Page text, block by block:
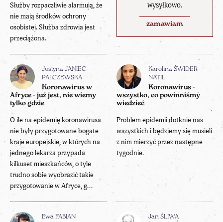
wysyłkowo.
zamawiam
Służby rozpaczliwie alarmują, że
nie mają środków ochrony
osobistej. Służba zdrowia jest
przeciążona.
Justyna JANIEC-
PALCZEWSKA
Koronawirus w
Afryce - już jest, nie wiemy
tylko gdzie
O ile na epidemię koronawirusa
nie były przygotowane bogate
kraje europejskie, w których na
jednego lekarza przypada
kilkuset mieszkańców, o tyle
trudno sobie wyobrazić takie
przygotowanie w Afryce, g...
Karolina ŚWIDER-
NATIL
Koronawirus -
wszystko, co powinniśmy
wiedzieć
Problem epidemii dotknie nas
wszystkich i będziemy się musieli
z nim mierzyć przez następne
tygodnie.
Ewa FABIAN Jan ŚLIWA